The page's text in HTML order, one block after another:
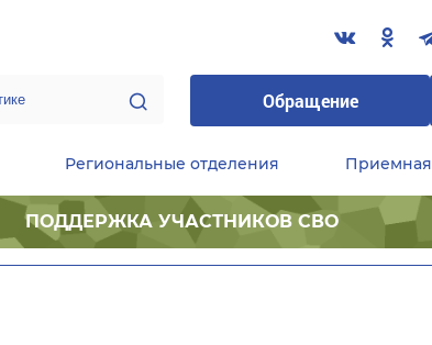
Обращение
Региональные отделения Приемная
ПОДДЕРЖКА УЧАСТНИКОВ СВО